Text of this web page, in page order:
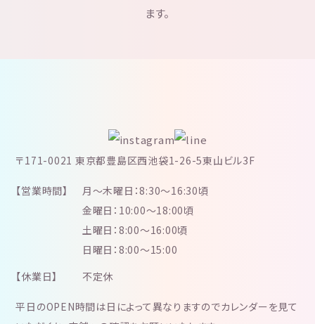
ます。
〒171-0021 東京都豊島区西池袋1-26-5東山ビル3F
【営業時間】
月～木曜日：8:30～16:30頃
金曜日：10:00～18:00頃
土曜日：8:00～16:00頃
日曜日：8:00～15:00
【休業日】
不定休
平日のOPEN時間は日によって異なりますのでカレンダーを見て